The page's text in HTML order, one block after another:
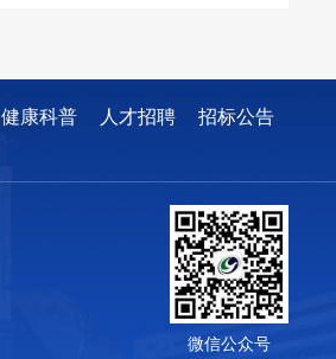
健康科普 人才招聘
招标公告
微信公众号